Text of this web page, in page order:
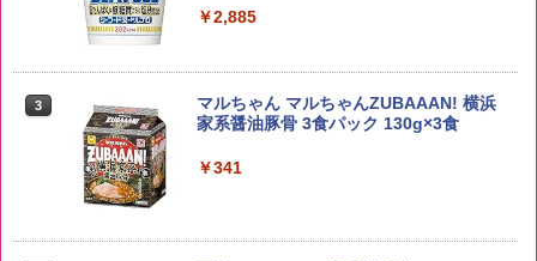
￥3,396
3
野沢農産 無洗米 青い流るる コシヒカリ
5kg 長野県産 令和7年産
￥3,980
トリスウイスキー 4000ml サントリー 大
容量 4リットル
￥2,885
3
マルちゃん マルちゃんZUBAAAN! 横浜
家系醤油豚骨 3食パック 130g×3食
￥341